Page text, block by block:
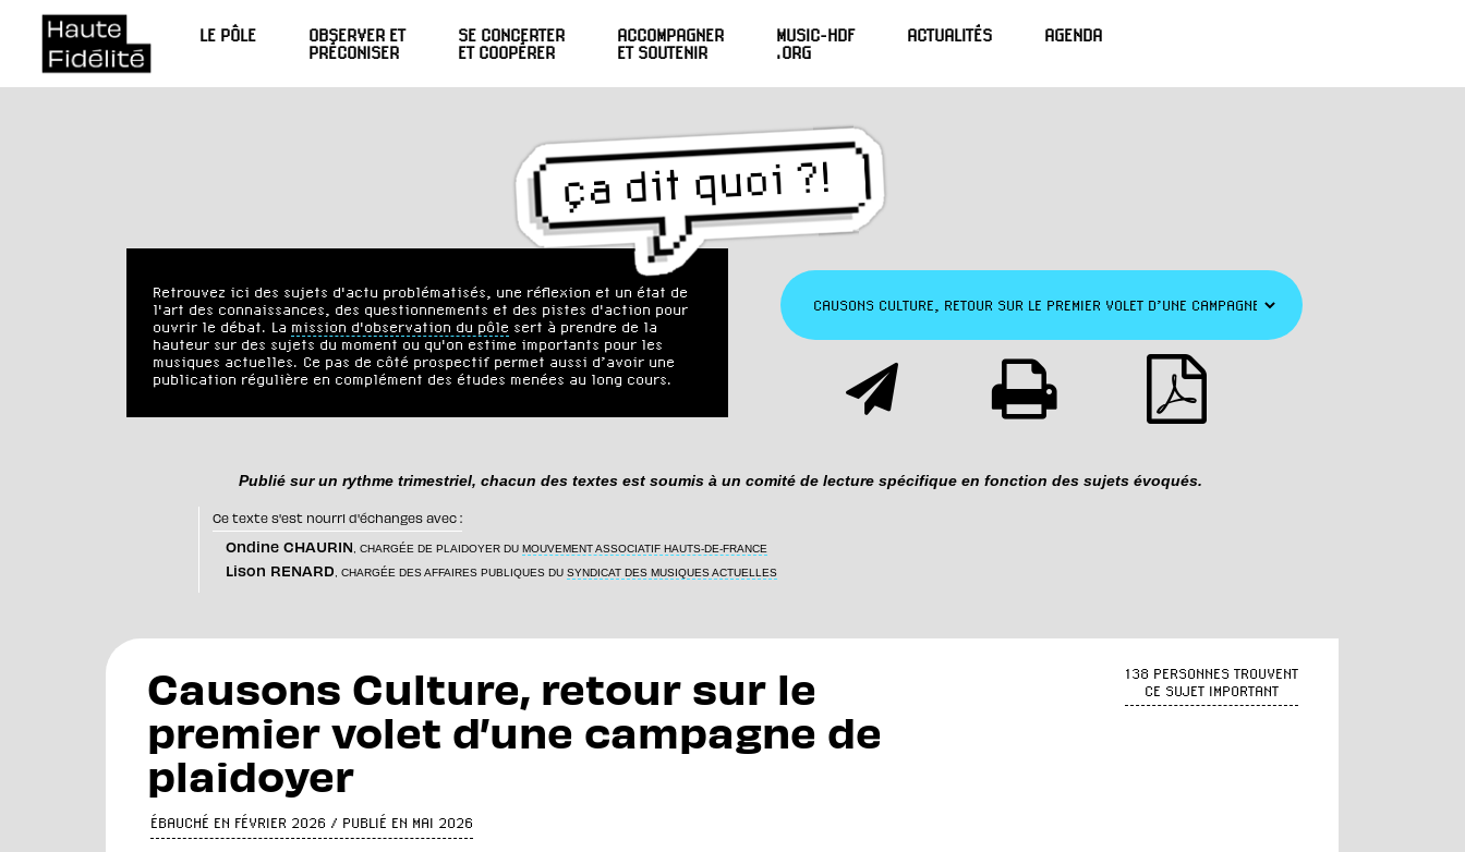
LE PÔLE
OBSERVER ET
PRÉCONISER
SE CONCERTER
ET COOPÉRER
ACCOMPAGNER
ET SOUTENIR
MUSIC-HDF
.ORG
ACTUALITÉS AGENDA
Retrouvez ici des sujets d'actu problématisés, une réflexion et un état de
l'art des connaissances, des questionnements et des pistes d'action pour
ouvrir le débat. La mission d'observation du pôle sert à prendre de la
hauteur sur des sujets du moment ou qu'on estime importants pour les
musiques actuelles. Ce pas de côté prospectif permet aussi d’avoir une
publication régulière en complément des études menées au long cours.
Publié sur un rythme trimestriel, chacun des textes est soumis à un comité de lecture spécifique en fonction des sujets évoqués.
Ce texte s'est nourri d'échanges avec :
Ondine CHAURIN, CHARGÉE DE PLAIDOYER DU MOUVEMENT ASSOCIATIF HAUTS-DE-FRANCE
Lison RENARD, CHARGÉE DES AFFAIRES PUBLIQUES DU SYNDICAT DES MUSIQUES ACTUELLES
138 PERSONNES TROUVENT
CE SUJET IMPORTANT
Causons Culture, retour sur le
premier volet d’une campagne de
plaidoyer
ÉBAUCHÉ EN FÉVRIER 2026 / PUBLIÉ EN MAI 2026